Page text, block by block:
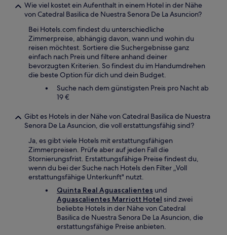
Wie viel kostet ein Aufenthalt in einem Hotel in der Nähe
von Catedral Basilica de Nuestra Senora De La Asuncion?
Bei Hotels.com findest du unterschiedliche
Zimmerpreise, abhängig davon, wann und wohin du
reisen möchtest. Sortiere die Suchergebnisse ganz
einfach nach Preis und filtere anhand deiner
bevorzugten Kriterien. So findest du im Handumdrehen
die beste Option für dich und dein Budget.
Suche nach dem günstigsten Preis pro Nacht ab
19 €
Gibt es Hotels in der Nähe von Catedral Basilica de Nuestra
Senora De La Asuncion, die voll erstattungsfähig sind?
Ja, es gibt viele Hotels mit erstattungsfähigen
Zimmerpreisen. Prüfe aber auf jeden Fall die
Stornierungsfrist. Erstattungsfähige Preise findest du,
wenn du bei der Suche nach Hotels den Filter „Voll
erstattungsfähige Unterkunft" nutzt.
Quinta Real Aguascalientes und
Aguascalientes Marriott Hotel sind zwei
beliebte Hotels in der Nähe von Catedral
Basilica de Nuestra Senora De La Asuncion, die
erstattungsfähige Preise anbieten.